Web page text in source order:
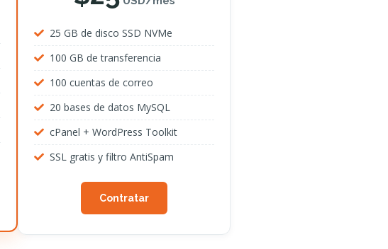
25 GB de disco SSD NVMe
100 GB de transferencia
100 cuentas de correo
20 bases de datos MySQL
cPanel + WordPress Toolkit
SSL gratis y filtro AntiSpam
Contratar